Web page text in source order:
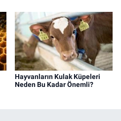
Hayvanların Kulak Küpeleri
Neden Bu Kadar Önemli?